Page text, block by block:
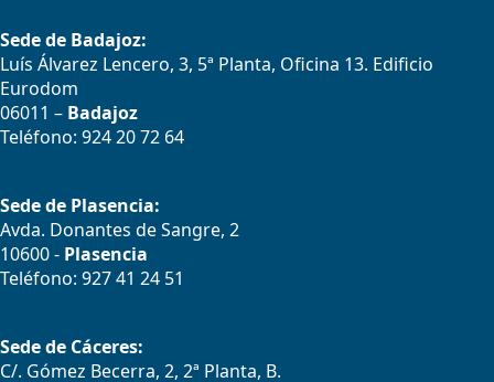
Sede de Badajoz:
Luís Álvarez Lencero, 3, 5ª Planta, Oficina 13. Edificio
Eurodom
06011 – Badajoz
Teléfono: 924 20 72 64
Sede de Plasencia:
Avda. Donantes de Sangre, 2
10600 - Plasencia
Teléfono: 927 41 24 51
Sede de Cáceres:
C/. Gómez Becerra, 2, 2ª Planta, B.